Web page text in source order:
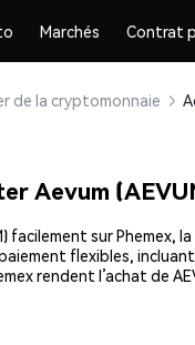
Marchés Contrat
de la cryptomonnaie
Aevum
facilement sur
flexibles,
rendent l’achat de